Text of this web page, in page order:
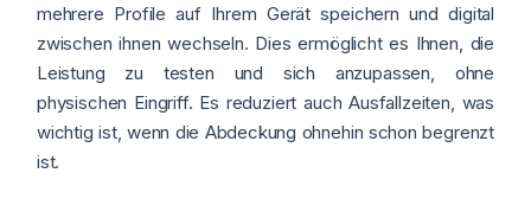
mehrere Profile auf Ihrem Gerät speichern und digital
zwischen ihnen wechseln. Dies ermöglicht es Ihnen, die
Leistung zu testen und sich anzupassen, ohne
physischen Eingriff. Es reduziert auch Ausfallzeiten, was
wichtig ist, wenn die Abdeckung ohnehin schon begrenzt
ist.